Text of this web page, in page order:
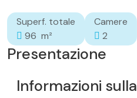
Superf. totale
96 m²
Camere
2
Presentazione
Informazioni